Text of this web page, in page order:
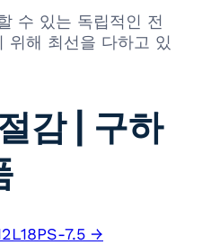
수 있는 독립적인 전
위해 최선을 다하고 있
감 | 구하
7.5 →